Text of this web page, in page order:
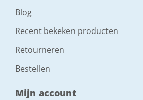
Blog
Recent bekeken producten
Retourneren
Bestellen
Mijn account